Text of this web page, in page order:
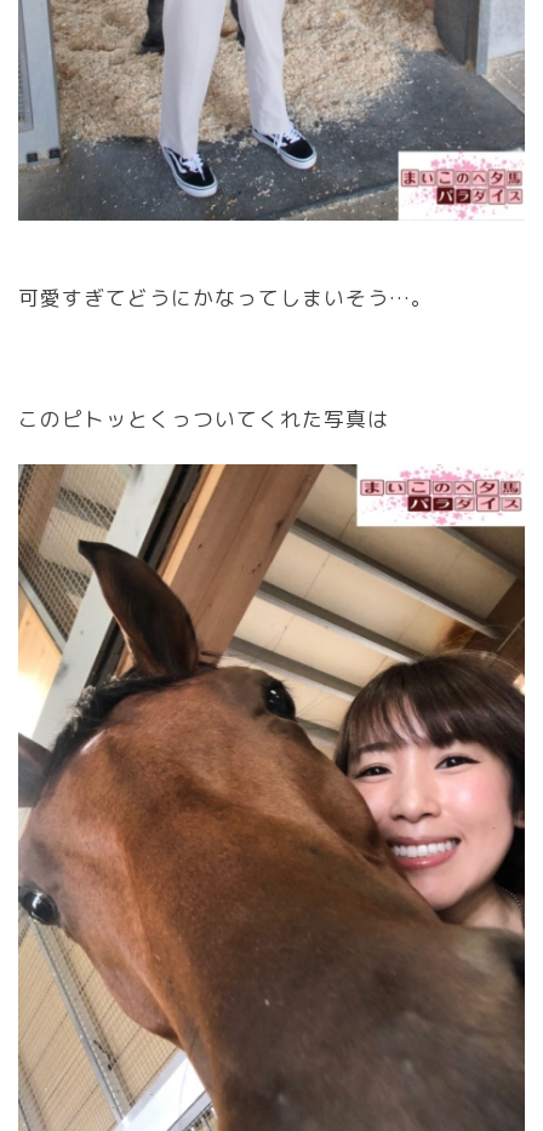
可愛すぎてどうにかなってしまいそう…。
このピトッとくっついてくれた写真は